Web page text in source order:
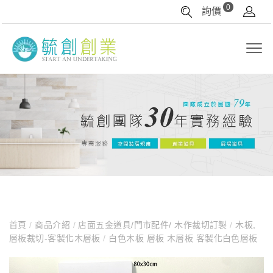
詢價 0
首頁/ 商品介紹 /店面五金道具/門市配件/ 木作裁切訂製/ 木板,
層板裁切-客製化木層板/ 白色木板 層板 木層板 客製化白色層板